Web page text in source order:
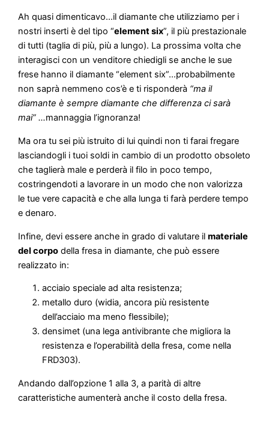
Ah quasi dimenticavo…il diamante che utilizziamo per i
nostri inserti è del tipo “element six”, il più prestazionale
di tutti (taglia di più, più a lungo). La prossima volta che
interagisci con un venditore chiedigli se anche le sue
frese hanno il diamante “element six”…probabilmente
non saprà nemmeno cos’è e ti risponderà “ma il
diamante è sempre diamante che differenza ci sarà
mai” …mannaggia l’ignoranza!
Ma ora tu sei più istruito di lui quindi non ti farai fregare
lasciandogli i tuoi soldi in cambio di un prodotto obsoleto
che taglierà male e perderà il filo in poco tempo,
costringendoti a lavorare in un modo che non valorizza
le tue vere capacità e che alla lunga ti farà perdere tempo
e denaro.
Infine, devi essere anche in grado di valutare ilmateriale
del corpo della fresa in diamante, che può essere
realizzato in:
acciaio speciale ad alta resistenza;
metallo duro (widia, ancora più resistente
dell’acciaio ma meno flessibile);
densimet (una lega antivibrante che migliora la
resistenza e l’operabilità della fresa, come nella
FRD303).
Andando dall’opzione 1 alla 3, a parità di altre
caratteristiche aumenterà anche il costo della fresa.